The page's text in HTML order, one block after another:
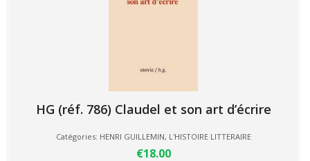
HG (réf. 786) Claudel et son art d’écrire
Catégories: HENRI GUILLEMIN, L'HISTOIRE LITTERAIRE
€18.00